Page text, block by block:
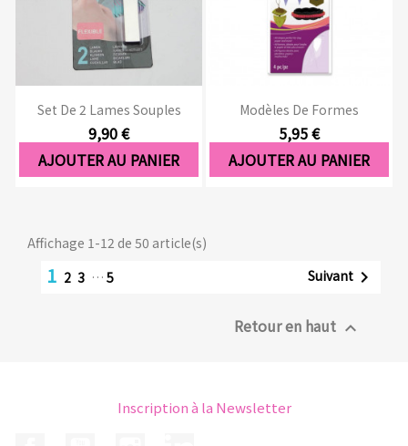
Set De 2 Lames Souples
9,90 €
AJOUTER AU PANIER
Modèles De Formes
5,95 €
AJOUTER AU PANIER
Affichage 1-12 de 50 article(s)
1 2 3 … 5 Suivant 
Retour en haut 
Inscription à la Newsletter